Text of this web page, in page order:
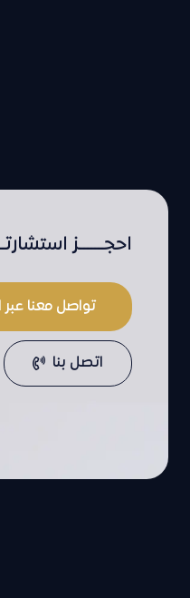
احجـــــــز
تواصل معنا عبر
اتصل بنا